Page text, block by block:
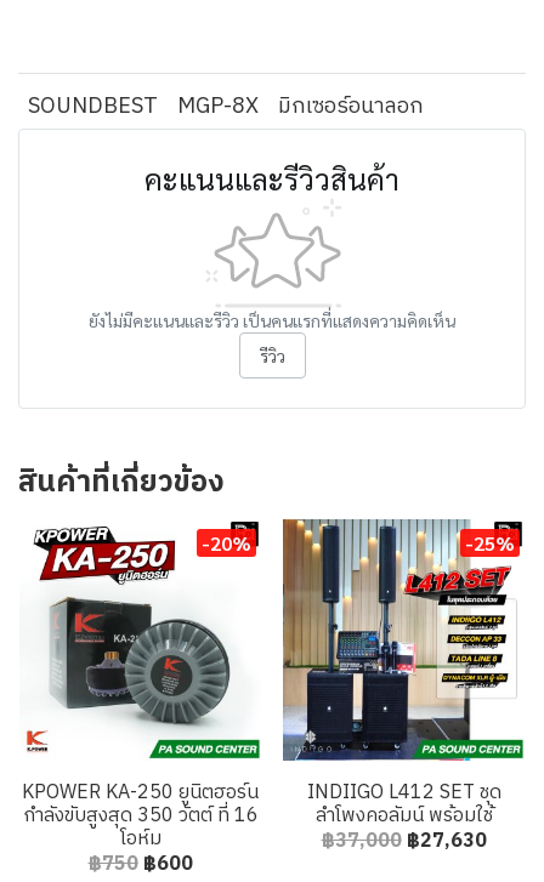
SOUNDBEST MGP-8X มิกเซอร์อนาลอก
คะแนนและรีวิวสินค้า
ยังไม่มีคะแนนและรีวิว เป็นคนแรกที่แสดงความคิดเห็น
รีวิว
สินค้าที่เกี่ยวข้อง
-20%
KPOWER KA-250 ยูนิตฮอร์น
กำลังขับสูงสุด 350 วัตต์ ที่ 16
โอห์ม
฿750 ฿600
-25%
INDIIGO L412 SET ชุด
ลำโพงคอลัมน์ พร้อมใช้
฿37,000 ฿27,630